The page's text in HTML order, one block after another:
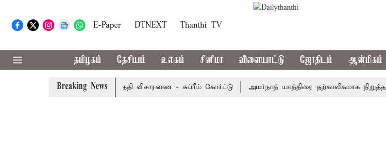
E-Paper DTNEXT Thanthi TV
தமிழகம் தேசியம் உலகம் சினிமா விளையாட்டு ஜோதிடம் ஆன்மிகம்
Breaking News
மனு வரும் 14-ம் தேதி விசாரணை - சுப்ரீம் கோர்ட்டு அமர்நாத் யாத்திரை தற்காலிகமாக நிறுத்தம்